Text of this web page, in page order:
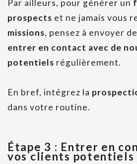
Par ailleurs, pour générer un
prospects et ne jamais vous
missions, pensez à envoyer
entrer en contact avec de
potentiels régulièrement.
En bref, intégrez la
dans votre routine.
Étape 3 : Entrer en
vos clients potentiels